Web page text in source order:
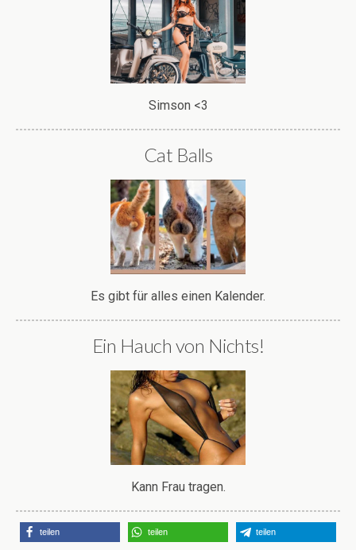
Simson <3
Cat Balls
Es gibt für alles einen Kalender.
Ein Hauch von Nichts!
Kann Frau tragen.
teilen teilen teilen